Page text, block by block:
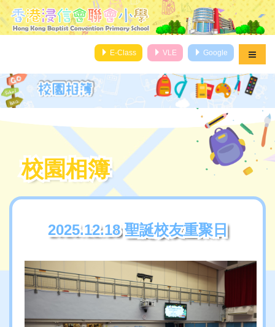
E-Class VLE Google
校園相簿
校園相簿
2025.12.18 聖誕校友重聚日
2025.12.18 聖誕校友重聚日